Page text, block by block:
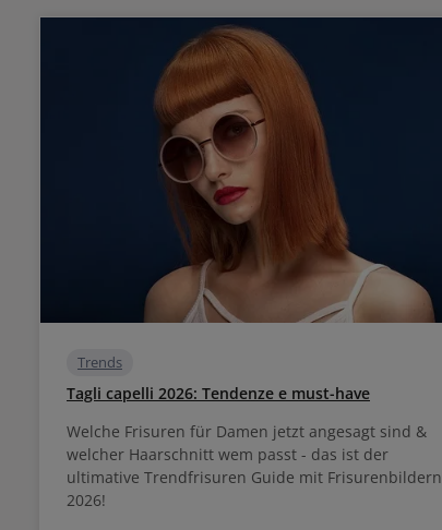
Trends
Tagli capelli 2026: Tendenze e must-have
Welche Frisuren für Damen jetzt angesagt sind &
welcher Haarschnitt wem passt - das ist der
ultimative Trendfrisuren Guide mit Frisurenbildern
2026!